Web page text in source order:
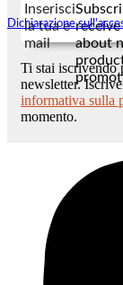
Dichiarazione
Inserisci
la tua e-
mail
about
Ti stai iscrivendo
newsletter.
informativa sulla
momento.